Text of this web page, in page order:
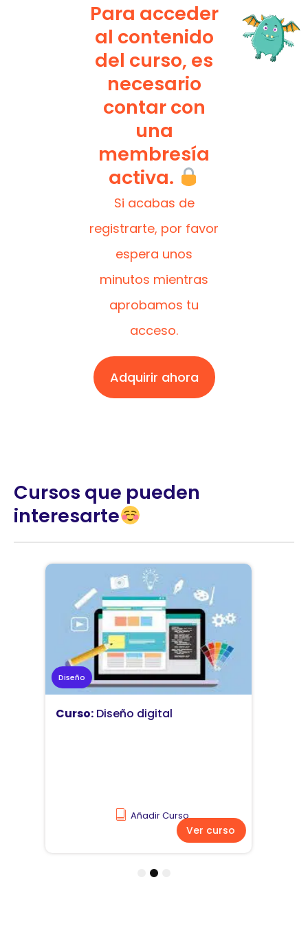
Para acceder
al contenido
del curso, es
necesario
contar con
una
membresía
activa.
Si acabas de
registrarte, por favor
espera unos
minutos mientras
aprobamos tu
acceso.
Adquirir ahora
Cursos que pueden
interesarte
Marketing
Curso:Diseño y comunicación
Añadir Curso
Ver curso